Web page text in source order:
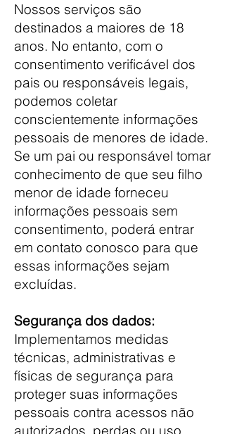
Nossos serviços são
destinados a maiores de 18
anos. No entanto, com o
consentimento verificável dos
pais ou responsáveis legais,
podemos coletar
conscientemente informações
pessoais de menores de idade.
Se um pai ou responsável tomar
conhecimento de que seu filho
menor de idade forneceu
informações pessoais sem
consentimento, poderá entrar
em contato conosco para que
essas informações sejam
excluídas.
Segurança dos dados:
Implementamos medidas
técnicas, administrativas e
físicas de segurança para
proteger suas informações
pessoais contra acessos não
autorizados, perdas ou uso